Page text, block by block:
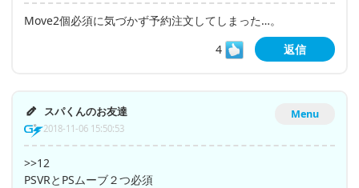
Move2個必須に気づかず予約注文してしまった…。
4
返信
Menu
スパくんのお友達
2018-11-06 15:50:53
>>12
PSVRとPSムーブ２つ必須